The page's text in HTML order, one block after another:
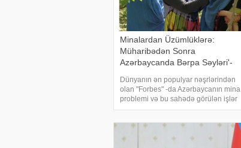
Minalardan Üzümlüklərə:
Müharibədən Sonra
Azərbaycanda Bərpa Səyləri'-
Dünyanın ən populyar nəşrlərindən
olan "Forbes" -da Azərbaycanın mina
problemi və bu sahədə görülən işlər
haqqında məqalə yayımlanıb.
Minatəmizləmə Agentliyi (ANAMA),
Beynəlxal